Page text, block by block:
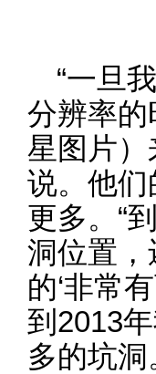
“一旦
分辨率
星图片）
说。他
更多。“
洞位置
的‘非常
到2013
多的坑洞